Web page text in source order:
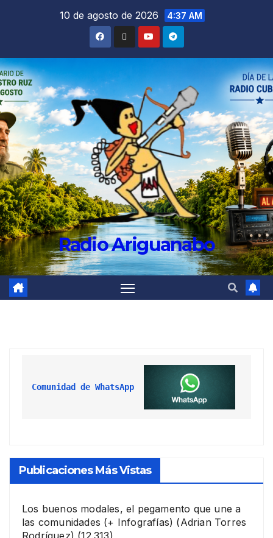
10 de agosto de 2026 4:37 AM
Radio Ariguanabo
Comunidad de WhatsApp
Publicaciones Más Vistas
Los buenos modales, el pegamento que une a
las comunidades (+ Infografías) (Adrian Torres